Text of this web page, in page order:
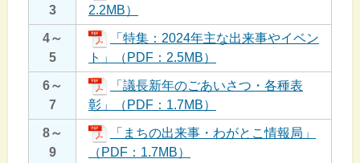
3
2.2MB）
4～
5
「特集：2024年主な出来事やイベン
ト」（PDF：2.5MB）
6～
7
「議長新年のごあいさつ・各種表
彰」（PDF：1.7MB）
8～
9
「まちの出来事・わがとこ情報局」
（PDF：1.7MB）